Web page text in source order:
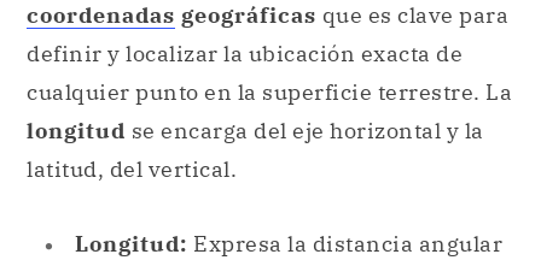
coordenadas geográficas que es clave para
definir y localizar la ubicación exacta de
cualquier punto en la superficie terrestre. La
longitud se encarga del eje horizontal y la
latitud, del vertical.
Longitud: Expresa la distancia angular